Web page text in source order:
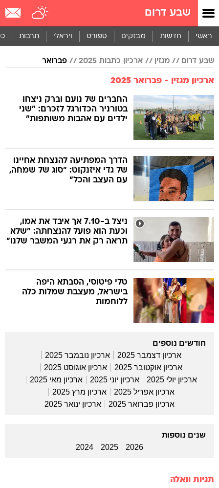
שבע דרום
ראשי חדשות מבזקים ספורט ויראלי תרבות
שבע דרום מגזין ארכיון כתבות 2025 פברואר
ארכיון מגזין - פברואר 2025
החברים של נועם וברק ניצחו
בטורניר הכדורגל לזכרם: "שני
ילדים עם אהבות משותפות"
הדרך המפתיעה להנצחת אחיינו
של גדי איזנקוט: "סוג של שמחה,
עם העצב והכל"
ניצל ב-7.10 אך איבד את אמו,
וכעת הוא פועל להנצחתה: "שלא
תראה רק את רגעי המשבר שלנו"
טלי פיטוסי, הסבתא היפה
בישראל, מעצבת שמלות כלה
ללוחמות
חודשים נוספים
ארכיון דצמבר 2025
ארכיון נובמבר 2025
ארכיון אוקטובר 2025
ארכיון אוגוסט 2025
ארכיון יולי 2025
ארכיון יוני 2025
ארכיון מאי 2025
ארכיון אפריל 2025
ארכיון מרץ 2025
ארכיון פברואר 2025
ארכיון ינואר 2025
שנים נוספות
2026
2025
2024
תגיות וואלה